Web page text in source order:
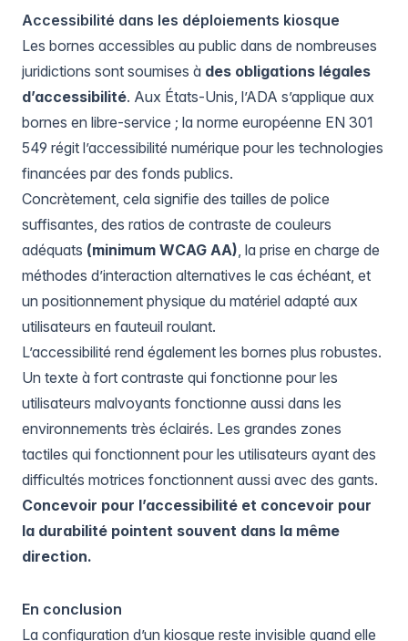
Accessibilité dans les déploiements kiosque
Les bornes accessibles au public dans de nombreuses
juridictions sont soumises à des obligations légales
d’accessibilité. Aux États-Unis, l’ADA s’applique aux
bornes en libre-service ; la norme européenne EN 301
549 régit l’accessibilité numérique pour les technologies
financées par des fonds publics.
Concrètement, cela signifie des tailles de police
suffisantes, des ratios de contraste de couleurs
adéquats (minimum WCAG AA) , la prise en charge de
méthodes d’interaction alternatives le cas échéant, et
un positionnement physique du matériel adapté aux
utilisateurs en fauteuil roulant.
L’accessibilité rend également les bornes plus robustes.
Un texte à fort contraste qui fonctionne pour les
utilisateurs malvoyants fonctionne aussi dans les
environnements très éclairés. Les grandes zones
tactiles qui fonctionnent pour les utilisateurs ayant des
difficultés motrices fonctionnent aussi avec des gants.
Concevoir pour l’accessibilité et concevoir pour
la durabilité pointent souvent dans la même
direction.
En conclusion
La configuration d’un kiosque reste invisible quand elle